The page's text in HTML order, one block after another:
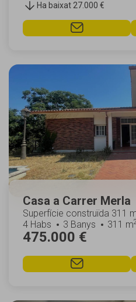
Ha baixat 27.000 €
Casa a Carrer Merla
Superfície construïda 311
núm. hab. individ.: 1,
4 Habs 3 Banys 311 m
475.000 €